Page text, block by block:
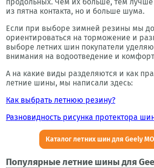
из пятна контакта, но и больше шума.
Если при выборе зимней резины мы
ориентироваться на торможение и
выборе летних шин покупатели
внимания на водоотведение и
А на какие виды разделяются и как
летние шины, мы написали здесь:
Как выбрать летнюю резину?
Разновидность рисунка протектора
Каталог летних шин для Geely
Популярные летние шины для